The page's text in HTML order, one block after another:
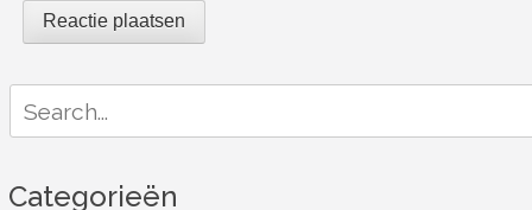
for:
Categorieën